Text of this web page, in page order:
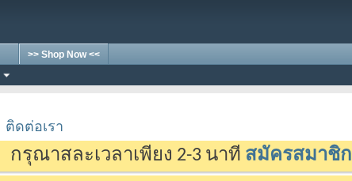
>> Shop Now <<
ติดต่อเรา
กรุณาสละเวลาเพียง 2-3 นาที สมัครสมาชิก